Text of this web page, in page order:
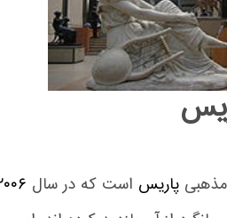
پاریساست که در سال۲۰۰۶